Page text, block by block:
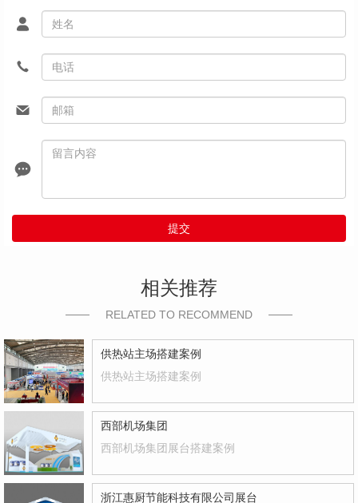
提交
相关推荐
RELATED TO RECOMMEND
供热站主场搭建案例
供热站主场搭建案例
西部机场集团
西部机场集团展台搭建案例
浙江惠厨节能科技有限公司展台